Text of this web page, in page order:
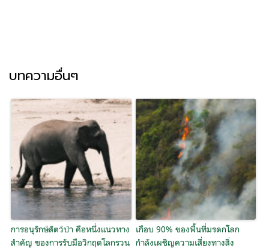
บทความอื่นๆ
การอนุรักษ์สัตว์ป่า คือหนึ่งแนวทาง
สำคัญ ของการรับมือวิกฤตโลกรวน
เกือบ 90% ของพื้นที่มรดกโลก
กำลังเผชิญความเสี่ยงทางสิ่ง